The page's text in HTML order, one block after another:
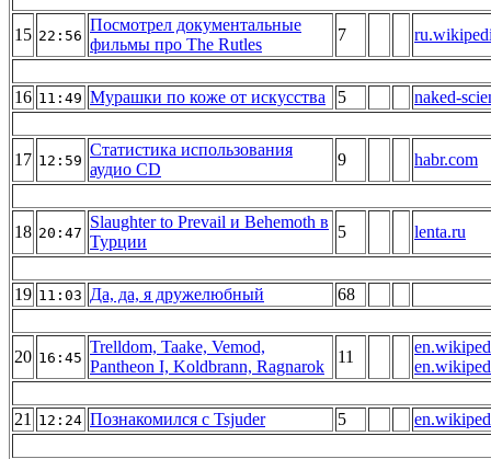
15 22:56
Посмотрел документальные
фильмы про The Rutles
7
16 11:49 Мурашки по коже от искусства 5 naked-
17 12:59
Статистика использования
аудио CD
9 habr.com
18 20:47
Slaughter to Prevail и Behemoth в
Турции
5 lenta.ru
19 11:03 Да, да, я дружелюбный 68
20 16:45
Trelldom, Taake, Vemod,
Pantheon I, Koldbrann, Ragnarok
11
21 12:24 Познакомился с Tsjuder 5